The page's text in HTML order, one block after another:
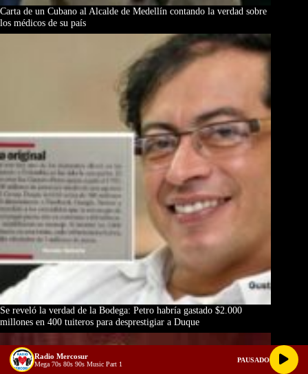
Carta de un Cubano al Alcalde de Medellín contando la verdad sobre
los médicos de su país
Se reveló la verdad de la Bodega: Petro habría gastado $2.000
millones en 400 tuiteros para desprestigiar a Duque
Radio Mercosur
Mega 70s 80s 90s Music Part 1
PAUSADO